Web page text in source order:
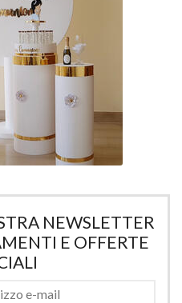
NEWSLETTER
E OFFERTE